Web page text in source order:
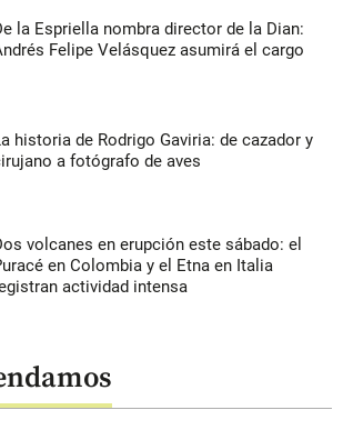
la Espriella nombra director de la Dian:
Felipe Velásquez asumirá el cargo
historia de Rodrigo Gaviria: de cazador y
a fotógrafo de aves
volcanes en erupción este sábado: el
en Colombia y el Etna en Italia
actividad intensa